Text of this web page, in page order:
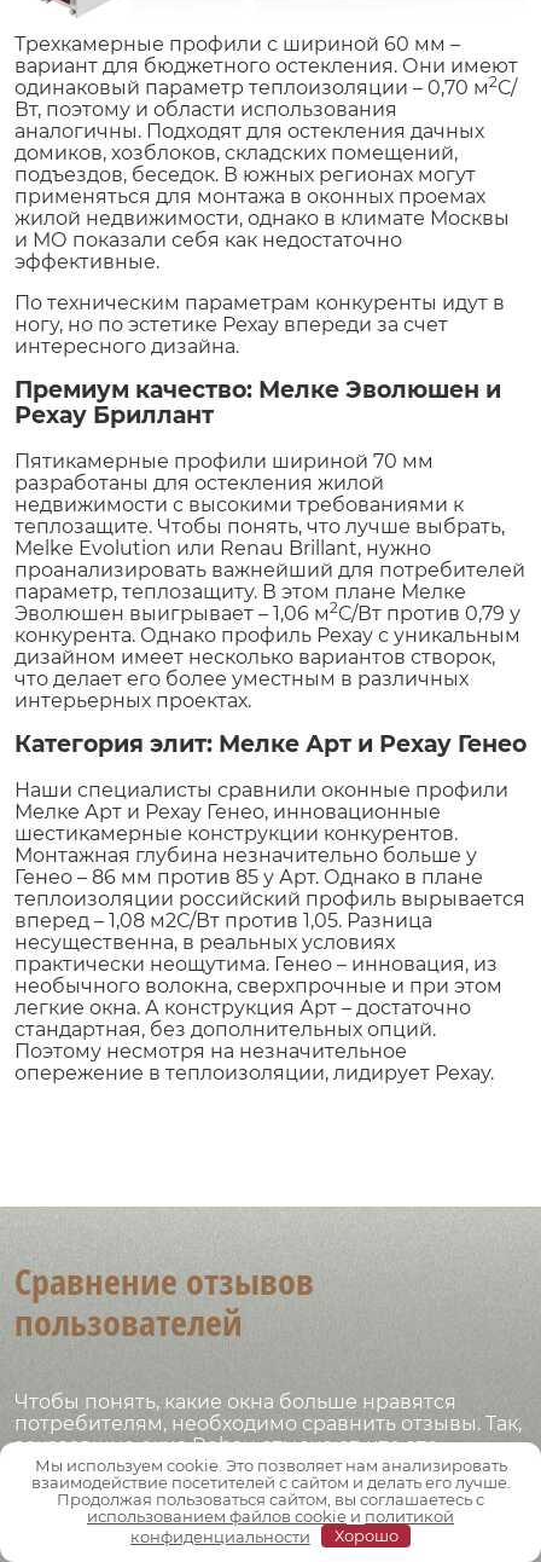
Трехкамерные профили с шириной 60 мм –
вариант для бюджетного остекления. Они имеют
одинаковый параметр теплоизоляции – 0,70 м2С/
Вт, поэтому и области использования
аналогичны. Подходят для остекления дачных
домиков, хозблоков, складских помещений,
подъездов, беседок. В южных регионах могут
применяться для монтажа в оконных проемах
жилой недвижимости, однако в климате Москвы
и МО показали себя как недостаточно
эффективные.
По техническим параметрам конкуренты идут в
ногу, но по эстетике Рехау впереди за счет
интересного дизайна.
Премиум качество: Мелке Эволюшен и
Рехау Бриллант
Пятикамерные профили шириной 70 мм
разработаны для остекления жилой
недвижимости с высокими требованиями к
теплозащите. Чтобы понять, что лучше выбрать,
Melke Evolution или Renau Brillant, нужно
проанализировать важнейший для потребителей
параметр, теплозащиту. В этом плане Мелке
Эволюшен выигрывает – 1,06 м2С/Вт против 0,79 у
конкурента. Однако профиль Рехау с уникальным
дизайном имеет несколько вариантов створок,
что делает его более уместным в различных
интерьерных проектах.
Категория элит: Мелке Арт и Рехау Генео
Наши специалисты сравнили оконные профили
Мелке Арт и Рехау Генео, инновационные
шестикамерные конструкции конкурентов.
Монтажная глубина незначительно больше у
Генео – 86 мм против 85 у Арт. Однако в плане
теплоизоляции российский профиль вырывается
вперед – 1,08 м2С/Вт против 1,05. Разница
несущественна, в реальных условиях
практически неощутима. Генео – инновация, из
необычного волокна, сверхпрочные и при этом
легкие окна. А конструкция Арт – достаточно
стандартная, без дополнительных опций.
Поэтому несмотря на незначительное
опережение в теплоизоляции, лидирует Рехау.
Сравнение отзывов
пользователей
Чтобы понять, какие окна больше нравятся
потребителям, необходимо сравнить отзывы. Так,
заказавшие окна Rehau отмечают, что это
качественные системы из глянцевого пластика,
за счет которого они смотрятся очень эстетично.
При этом потребительские характеристики также
на высоте. Пятикамерные конструкции надежно
защищают от тепловых потерь, внешнего
Мы используем cookie. Это позволяет нам анализировать
взаимодействие посетителей с сайтом и делать его лучше.
Продолжая пользоваться сайтом, вы соглашаетесь с
использованием файлов cookie и политикой
конфиденциальности
Хорошо